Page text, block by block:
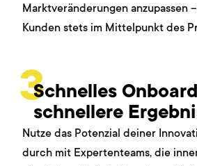
Marktveränderungen anzupassen
Kunden stets im Mittelpunkt des
3Schnelles
schnellere
Nutze das Potenzial deiner
durch mit Expertenteams, die